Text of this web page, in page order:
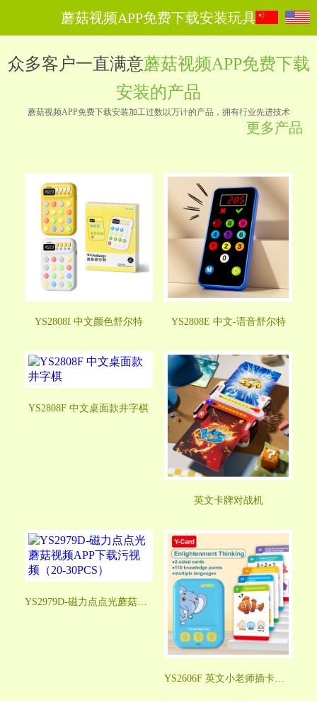
蘑菇视频APP免费下载安装玩具
众多客户一直满意蘑菇视频APP免费下载
安装的产品
蘑菇视频APP免费下载安装加工过数以万计的产品，拥有行业先进技术
更多产品
YS2808I 中文颜色舒尔特 YS2808E 中文-语音舒尔特
YS2808F 中文桌面款井字棋
英文卡牌对战机
YS2979D-磁力点点光蘑菇视频APP下载污视频（20-30PCS）
YS2606F 英文小老师插卡机（配55张卡片）